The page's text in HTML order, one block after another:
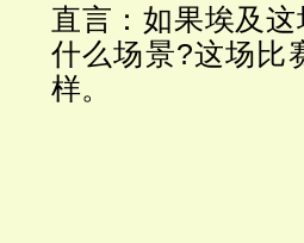
直言：如果埃及
什么场景?这场比
样。